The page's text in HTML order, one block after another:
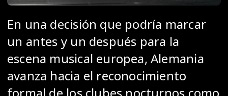
En una decisión que podría marcar
un antes y un después para la
escena musical europea, Alemania
avanza hacia el reconocimiento
formal de los clubes nocturnos como